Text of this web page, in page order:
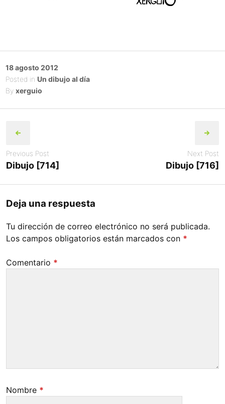
Posted
on
18 agosto 2012
Posted in Un dibujo al día
By xerguio
navigation
Previous Post
Dibujo [714]
Next Post
Dibujo [716]
Deja una respuesta
Tu dirección de correo electrónico no será publicada.
Los campos obligatorios están marcados con *
Comentario *
Nombre *